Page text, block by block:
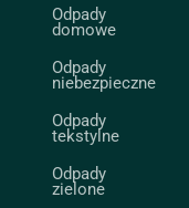
Odpady
domowe
Odpady
niebezpieczne
Odpady
tekstylne
Odpady
zielone